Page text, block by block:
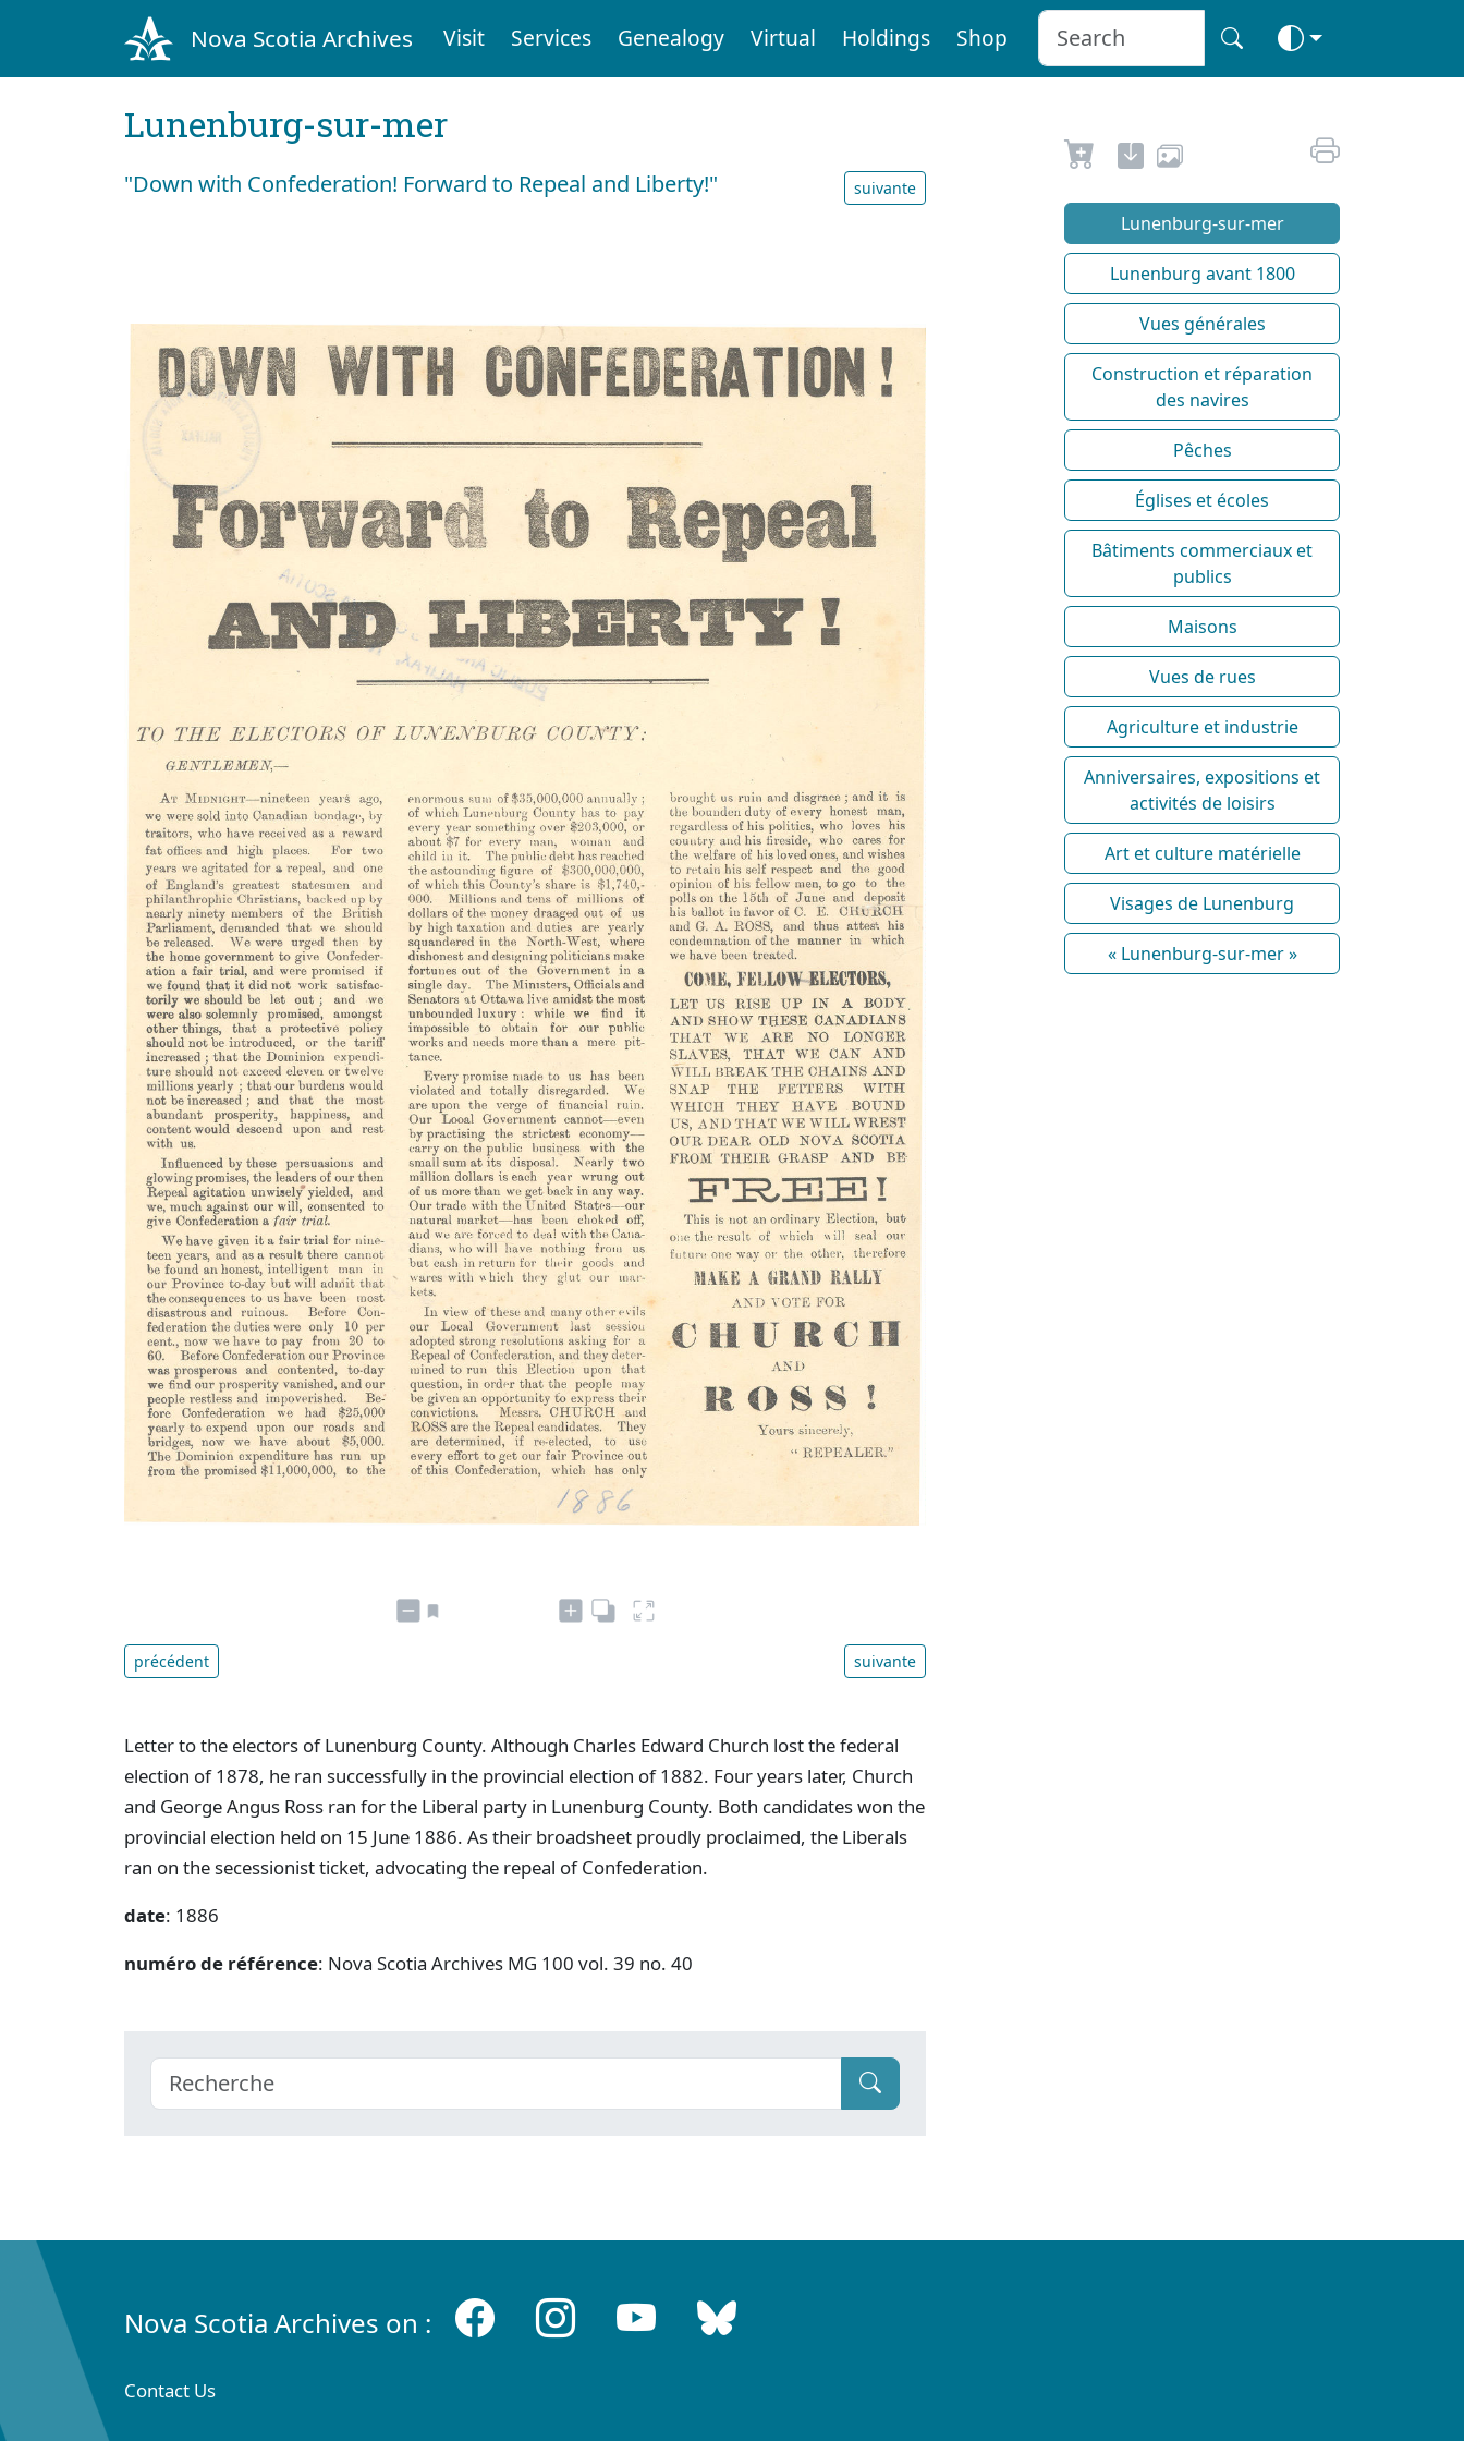
Nova Scotia Archives Visit Services Genealogy Virtual Holdings Shop
Lunenburg-sur-mer
"Down with Confederation! Forward to Repeal and Liberty!" suivante
précédent suivante
Letter to the electors of Lunenburg County. Although Charles Edward Church lost the federal
election of 1878, he ran successfully in the provincial election of 1882. Four years later, Church
and George Angus Ross ran for the Liberal party in Lunenburg County. Both candidates won the
provincial election held on 15 June 1886. As their broadsheet proudly proclaimed, the Liberals
ran on the secessionist ticket, advocating the repeal of Confederation.
date: 1886
numéro de référence: Nova Scotia Archives MG 100 vol. 39 no. 40
Lunenburg-sur-mer
Lunenburg avant 1800
Vues générales
Construction et réparation
des navires
Pêches
Églises et écoles
Bâtiments commerciaux et
publics
Maisons
Vues de rues
Agriculture et industrie
Anniversaires, expositions et
activités de loisirs
Art et culture matérielle
Visages de Lunenburg
« Lunenburg-sur-mer »
Nova Scotia Archives on :
Contact Us